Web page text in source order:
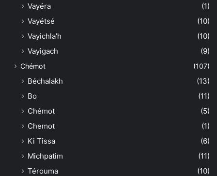
Vayéra
(1)
Vayétsé
(10)
Vayichla'h
(10)
Vayigach
(9)
Chémot (107)
Béchalakh
(13)
Bo
(11)
Chémot
(5)
Chemot
(1)
Ki Tissa
(6)
Michpatim
(11)
Térouma
(10)